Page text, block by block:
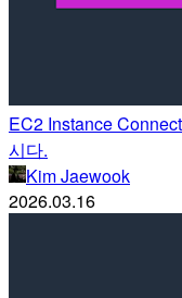
EC2 Instance
시다.
Kim Jaewook
2026.03.16